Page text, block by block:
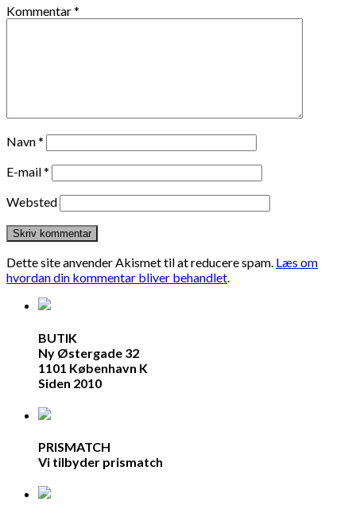
Kommentar*
Navn*
E-mail*
Websted
Dette site anvender Akismet til at reducere spam. Læs om
hvordan din kommentar bliver behandlet.
BUTIK
Ny Østergade 32
1101 København K
Siden 2010
PRISMATCH
Vi tilbyder prismatch